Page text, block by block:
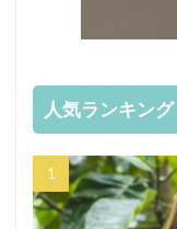
人気ランキング